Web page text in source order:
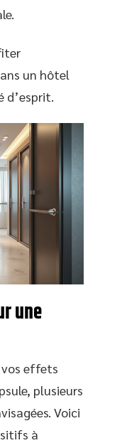
un hôtel
une
vos effets
plusieurs
Voici
à